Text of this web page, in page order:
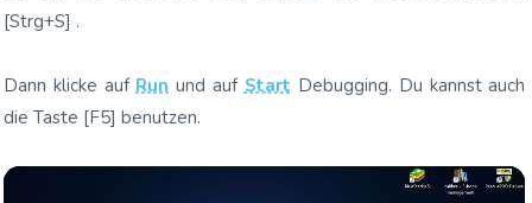
[Strg+S] .
Dann kli­cke aufRun und aufStart Debug­ging. Du kannst auch
die Tas­te [F5] benut­zen.